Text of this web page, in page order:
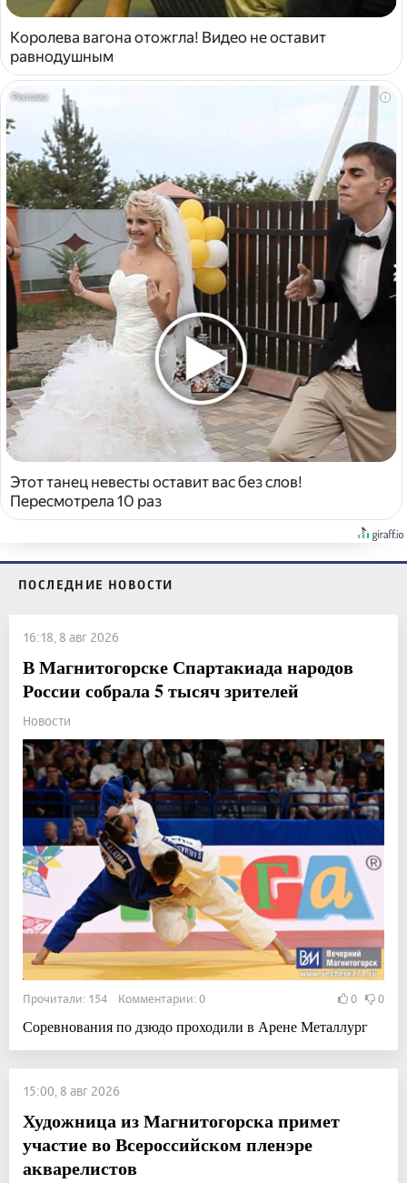
Королева вагона отожгла! Видео не оставит
равнодушным
i
Этот танец невесты оставит вас без слов!
Пересмотрела 10 раз
ПОСЛЕДНИЕ НОВОСТИ
16:18, 8 авг 2026
В Магнитогорске Спартакиада народов
России собрала 5 тысяч зрителей
Новости
Прочитали: 154 Комментарии: 0 0 0
Соревнования по дзюдо проходили в Арене Металлург
15:00, 8 авг 2026
Художница из Магнитогорска примет
участие во Всероссийском пленэре
акварелистов